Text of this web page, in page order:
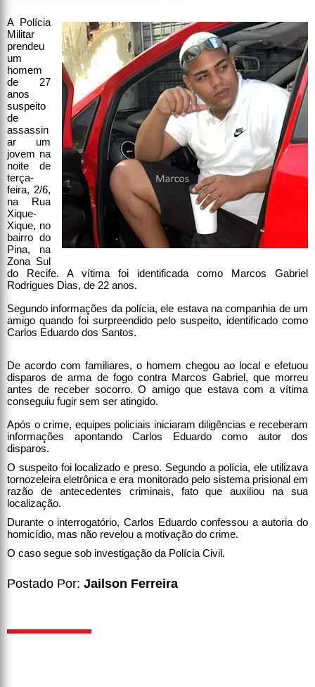
A Polícia
Militar
prendeu
um
homem
de 27
anos
suspeito
de
assassin
ar um
jovem na
noite de
terça-
feira, 2/6,
na Rua
Xique-
Xique, no
bairro do
Pina, na
Zona Sul
do Recife. A vítima foi identificada como Marcos Gabriel
Rodrigues Dias, de 22 anos.
Segundo informações da polícia, ele estava na companhia de um
amigo quando foi surpreendido pelo suspeito, identificado como
Carlos Eduardo dos Santos.
De acordo com familiares, o homem chegou ao local e efetuou
disparos de arma de fogo contra Marcos Gabriel, que morreu
antes de receber socorro. O amigo que estava com a vítima
conseguiu fugir sem ser atingido.
Após o crime, equipes policiais iniciaram diligências e receberam
informações apontando Carlos Eduardo como autor dos
disparos.
O suspeito foi localizado e preso. Segundo a polícia, ele utilizava
tornozeleira eletrônica e era monitorado pelo sistema prisional em
razão de antecedentes criminais, fato que auxiliou na sua
localização.
Durante o interrogatório, Carlos Eduardo confessou a autoria do
homicídio, mas não revelou a motivação do crime.
O caso segue sob investigação da Polícia Civil.
Postado Por: Jailson Ferreira